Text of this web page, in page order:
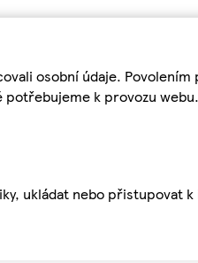
osobní údaje.
k provozu
ukládat nebo přistupovat